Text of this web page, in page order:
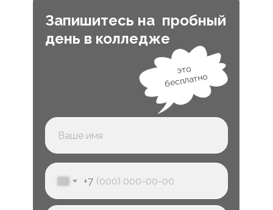
Запишитесь на пробный
день в колледже
+7
это
бесплатно